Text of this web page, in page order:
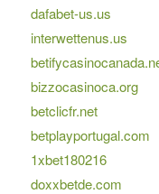
dafabet-us.us
interwettenus.us
bizzocasinoca.org
betclicfr.net
betplayportugal.com
1xbet180216
doxxbetde.com